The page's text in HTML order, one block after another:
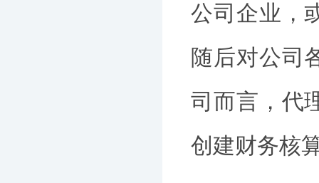
公司企业，
随后对公司
司而言，代
创建财务核